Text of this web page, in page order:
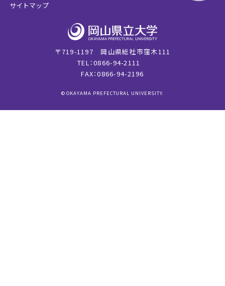
サイトマップ
〒719-1197 岡山県総社市窪木111
TEL：0866-94-2111
FAX：0866-94-2196
© OKAYAMA PREFECTURAL UNIVERSITY.